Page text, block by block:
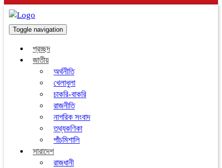
Toggle navigation
প্রচ্ছদ
জাতীয়
অর্থনীতি
খেলাধুলা
চাকরি-বাকরি
রাজনীতি
নাগরিক সংবাদ
তথ্যকণিকা
পাঁচমিশালি
সারাদেশ
রাজধানী